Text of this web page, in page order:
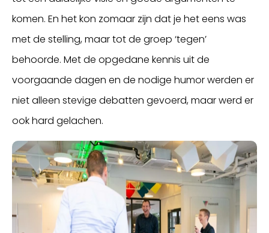
komen. En het kon zomaar zijn dat je het eens was
met de stelling, maar tot de groep ‘tegen’
behoorde. Met de opgedane kennis uit de
voorgaande dagen en de nodige humor werden er
niet alleen stevige debatten gevoerd, maar werd er
ook hard gelachen.